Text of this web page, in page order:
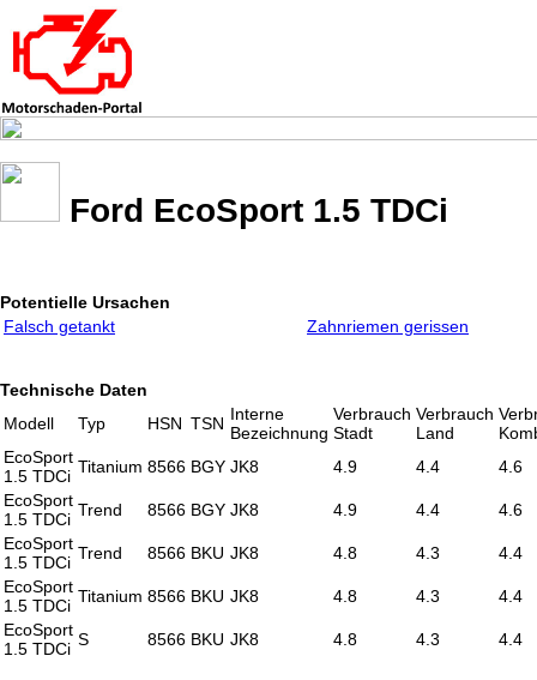
Ford EcoSport 1.5 TDCi
Potentielle Ursachen
Falsch getankt
Zahnriemen gerissen
Technische Daten
Modell
Typ HSN TSN Interne
Bezeichnung
Verbrauch
Stadt
Verbrauch
Land
EcoSport
1.5 TDCi Titanium 8566 BGY JK8 4.9 4.4
4.6
EcoSport
1.5 TDCi Trend 8566 BGY JK8 4.9 4.4
4.6
EcoSport
1.5 TDCi Trend 8566 BKU JK8 4.8 4.3
4.4
EcoSport
1.5 TDCi Titanium 8566 BKU JK8 4.8 4.3
4.4
EcoSport
1.5 TDCi S 8566 BKU JK8 4.8 4.3 4.4